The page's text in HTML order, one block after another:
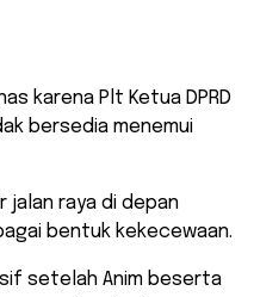
karena Plt Ketua DPRD
bersedia menemui
jalan raya di depan
bentuk kekecewaan.
setelah Anim beserta